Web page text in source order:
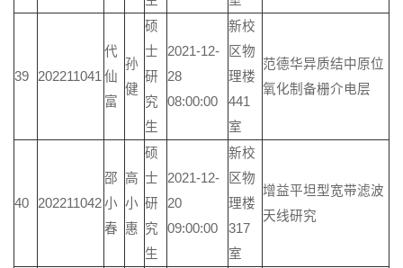
39 202211041
代
仙
富
孙
健
硕
士
研
究
生
2021-12-
28
08:00:00
新校
区物
理楼
441
室
范德华异质结中原位
氧化制备栅介电层
40 202211042
邵
小
春
高
小
惠
硕
士
研
究
生
2021-12-
20
09:00:00
新校
区物
理楼
317
室
增益平坦型宽带滤波
天线研究